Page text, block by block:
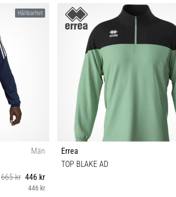
34 38 42 44
Hållbarhet
Män
665 kr 446 kr
446 kr
Errea
TOP BLAKE AD